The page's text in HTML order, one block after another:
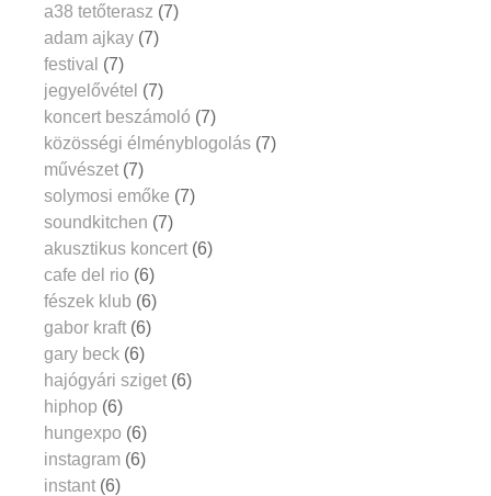
a38 tetőterasz (7)
adam ajkay (7)
festival (7)
jegyelővétel (7)
koncert beszámoló (7)
közösségi élményblogolás (7)
művészet (7)
solymosi emőke (7)
soundkitchen (7)
akusztikus koncert (6)
cafe del rio (6)
fészek klub (6)
gabor kraft (6)
gary beck (6)
hajógyári sziget (6)
hiphop (6)
hungexpo (6)
instagram (6)
instant (6)